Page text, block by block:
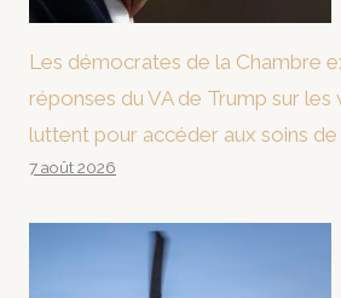
Les démocrates de la Chambre
réponses du VA de Trump sur les
luttent pour accéder aux soins
7 août 2026